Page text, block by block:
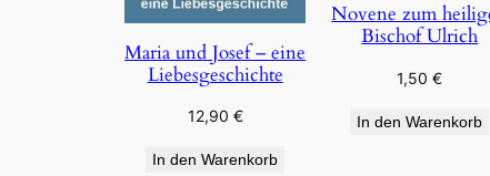
Maria und Josef – eine
Liebesgeschichte
12,90 €
In den Warenkorb
Novene zum
Bischof Ulrich
1,50€
In den Warenkorb